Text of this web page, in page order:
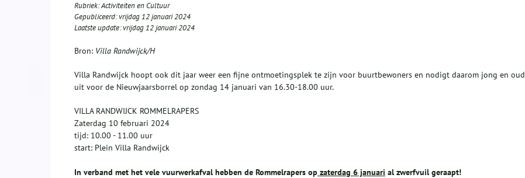
Rubriek:Activiteiten en Cultuur
Gepubliceerd:vrijdag 12 januari 2024
Laatste update:vrijdag 12 januari 2024
Bron: Villa Randwijck/H
Villa Randwijck hoopt ook dit jaar weer een fijne ontmoetingsplek te zijn voor buurtbewoners en nodigt daarom jong en oud
uit voor de Nieuwjaarsborrel op zondag 14 januari van 16.30-18.00 uur.
VILLA RANDWIJCK ROMMELRAPERS
Zaterdag 10 februari 2024
tijd: 10.00 - 11.00 uur
start: Plein Villa Randwijck
In verband met het vele vuurwerkafval hebben de Rommelrapers op zaterdag 6 januari al zwerfvuil geraapt!